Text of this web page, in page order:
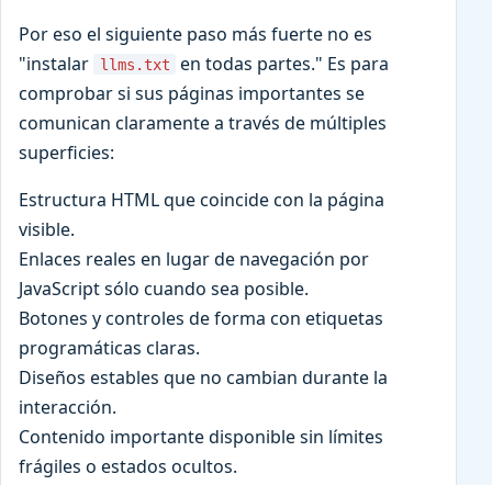
Por eso el siguiente paso más fuerte no es
"instalar
llms.txt
en todas partes." Es para
comprobar si sus páginas importantes se
comunican claramente a través de múltiples
superficies:
Estructura HTML que coincide con la página
visible.
Enlaces reales en lugar de navegación por
JavaScript sólo cuando sea posible.
Botones y controles de forma con etiquetas
programáticas claras.
Diseños estables que no cambian durante la
interacción.
Contenido importante disponible sin límites
frágiles o estados ocultos.